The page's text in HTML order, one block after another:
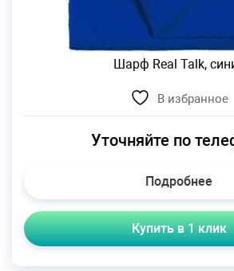
Шарф Real Talk,
В избранное
Уточняйте по
Подробнее
Купить в 1 клик